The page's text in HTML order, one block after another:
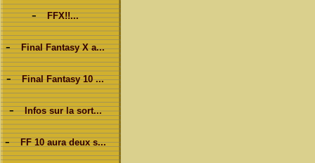
-
FFX!!...
- Final Fantasy X a...
- Final Fantasy 10 ...
- Infos sur la sort...
- FF 10 aura deux s...